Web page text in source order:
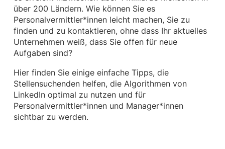
über 200 Ländern. Wie können Sie es
Personalvermittler*innen leicht machen, Sie zu
finden und zu kontaktieren, ohne dass Ihr aktuelles
Unternehmen weiß, dass Sie offen für neue
Aufgaben sind?
Hier finden Sie einige einfache Tipps, die
Stellensuchenden helfen, die Algorithmen von
LinkedIn optimal zu nutzen und für
Personalvermittler*innen und Manager*innen
sichtbar zu werden.